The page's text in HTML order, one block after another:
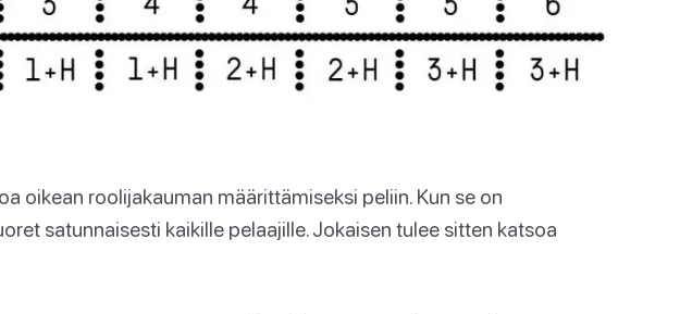
oikean roolijakauman määrittämiseksi peliin. Kun se on
satunnaisesti kaikille pelaajille. Jokaisen tulee sitten katsoa